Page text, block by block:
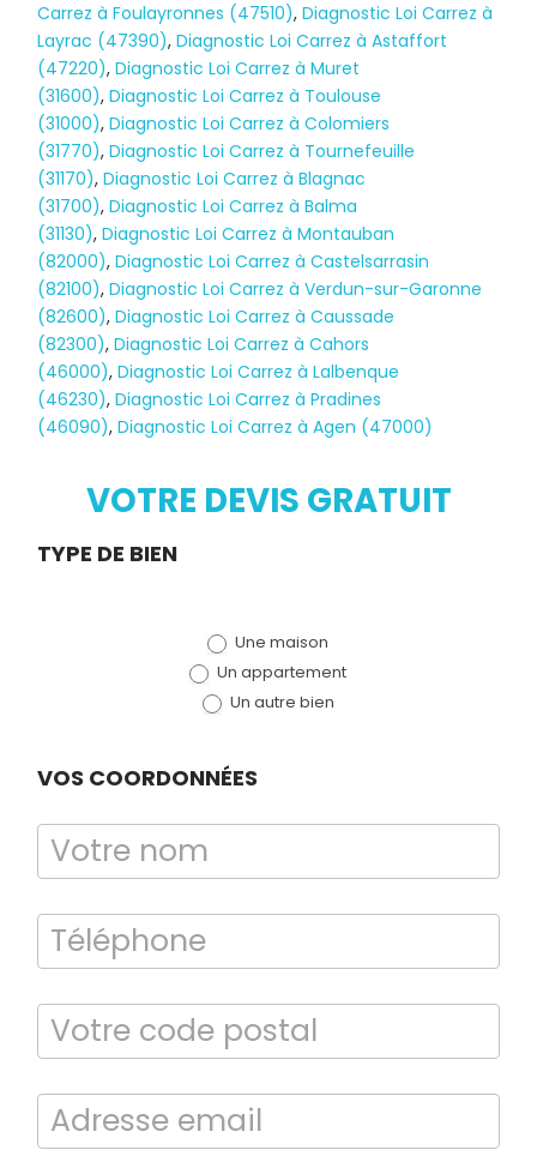
Diagnostic
Bilan énergétique
DPE
Carrez à Foulayronnes (47510),Diagnostic Loi Carrez à
Layrac (47390),Diagnostic Loi Carrez à Astaffort
(47220),Diagnostic Loi Carrez à Muret
(31600),Diagnostic Loi Carrez à Toulouse
(31000),Diagnostic Loi Carrez à Colomiers
(31770),Diagnostic Loi Carrez à Tournefeuille
(31170),Diagnostic Loi Carrez à Blagnac
(31700),Diagnostic Loi Carrez à Balma
(31130),Diagnostic Loi Carrez à Montauban
(82000),Diagnostic Loi Carrez à Castelsarrasin
(82100),Diagnostic Loi Carrez à Verdun-sur-Garonne
(82600),Diagnostic Loi Carrez à Caussade
(82300),Diagnostic Loi Carrez à Cahors
(46000),Diagnostic Loi Carrez à Lalbenque
(46230),Diagnostic Loi Carrez à Pradines
(46090),Diagnostic Loi Carrez à Agen (47000)
VOTRE DEVIS GRATUIT
Demande
TYPE DE BIEN
Une maison
Un appartement
Un autre bien
VOS COORDONNÉES